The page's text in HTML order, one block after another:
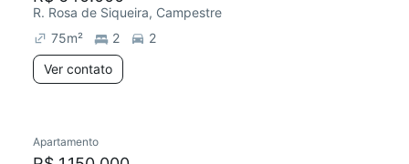
R. Rosa de Siqueira, Campestre
75m² 2
2
Ver contato
Apartamento